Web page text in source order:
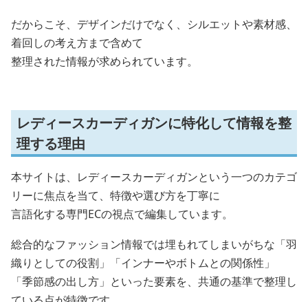
だからこそ、デザインだけでなく、シルエットや素材感、
着回しの考え方まで含めて
整理された情報が求められています。
レディースカーディガンに特化して情報を整
理する理由
本サイトは、レディースカーディガンという一つのカテゴ
リーに焦点を当て、特徴や選び方を丁寧に
言語化する専門ECの視点で編集しています。
総合的なファッション情報では埋もれてしまいがちな「羽
織りとしての役割」「インナーやボトムとの関係性」
「季節感の出し方」といった要素を、共通の基準で整理し